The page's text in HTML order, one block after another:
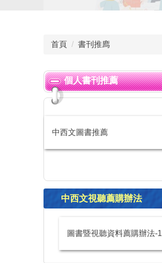
首頁 書刊推廌
個人書刊推薦
中西文圖書推薦
中西文視聽薦購辦法
圖書暨視聽資料薦購辦法-1